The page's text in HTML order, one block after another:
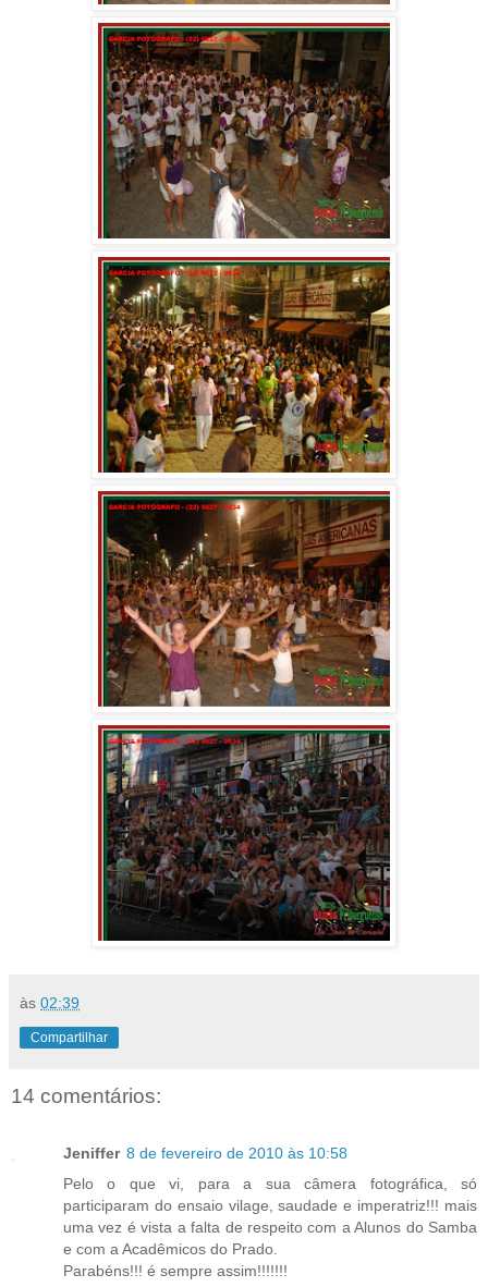
às 02:39
Compartilhar
14 comentários:
Jeniffer 8 de fevereiro de 2010 às 10:58
Pelo o que vi, para a sua câmera fotográfica, só
participaram do ensaio vilage, saudade e imperatriz!!! mais
uma vez é vista a falta de respeito com a Alunos do Samba
e com a Acadêmicos do Prado.
Parabéns!!! é sempre assim!!!!!!!